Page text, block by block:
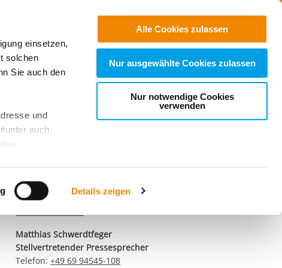
einsetzen,
solchen
Sie auch den
und
auch,
. Wenn
Cookie-
diese
Sie:
Details zeigen
Alle Cookies zulassen
Nur ausgewählte Cookies zulassen
Nur notwendige Cookies
verwenden
Suchen
Spenden
Jobs
Kontaktdaten unseres
Pressesprecher
Telefon:
+49 69 94545-107
Matthias Schwerdtfeger
Stellvertretender Pressesprecher
Telefon:+49 69 94545-108